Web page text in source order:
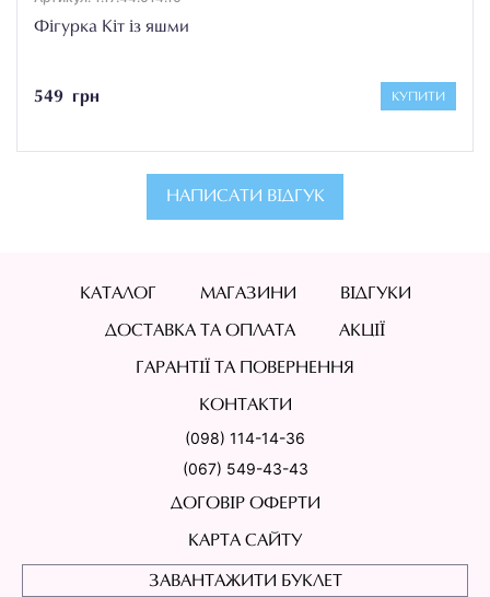
Фігурка Кіт із яшми
549 грн КУПИТИ
НАПИСАТИ ВІДГУК
КАТАЛОГ МАГАЗИНИ ВІДГУКИ
ДОСТАВКА ТА ОПЛАТА АКЦІЇ
ГАРАНТІЇ ТА ПОВЕРНЕННЯ
КОНТАКТИ
(098) 114-14-36
(067) 549-43-43
ДОГОВІР ОФЕРТИ
КАРТА САЙТУ
ЗАВАНТАЖИТИ БУКЛЕТ